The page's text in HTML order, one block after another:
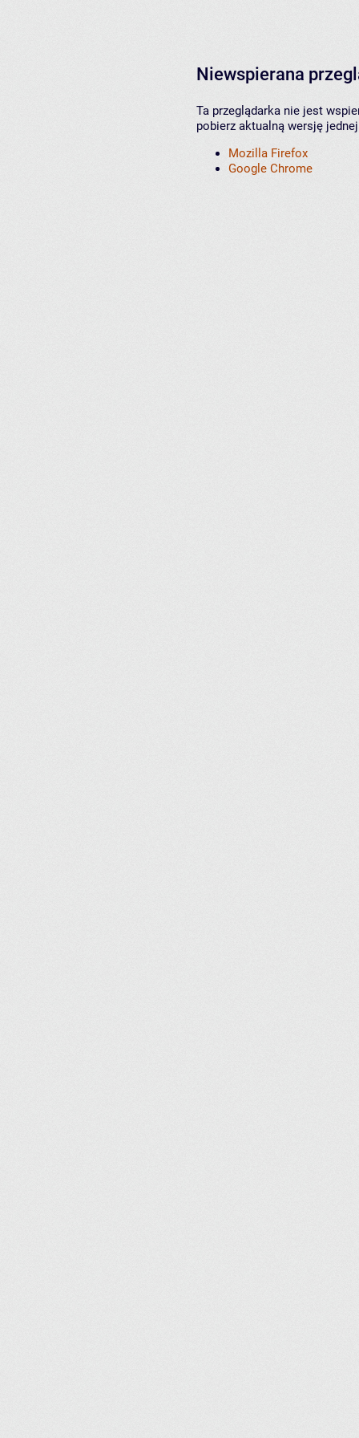
Niewspierana
Ta przeglądarka nie jest
pobierz aktualną wersję
Mozilla Firefox
Google Chrome